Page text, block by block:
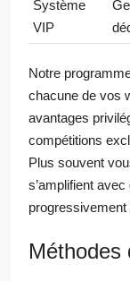
Système
VIP
Notre
chacune de vos
avantages
compétitions
Plus souvent
s’amplifient
progressivement
Méthodes